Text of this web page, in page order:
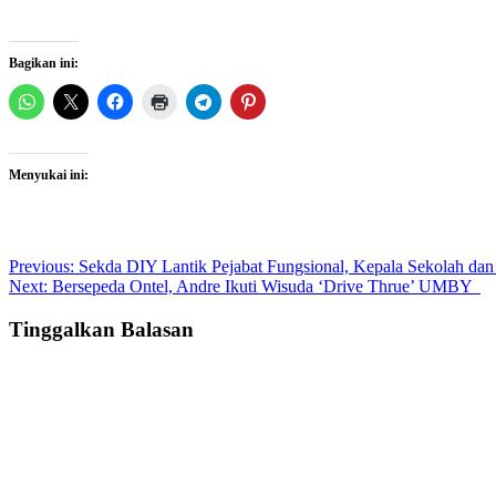
Bagikan ini:
Menyukai ini:
Post
navigation
Previous: Sekda DIY Lantik Pejabat Fungsional, Kepala Sekolah
Next: Bersepeda Ontel, Andre Ikuti Wisuda ‘Drive Thrue’ UMBY
Tinggalkan Balasan